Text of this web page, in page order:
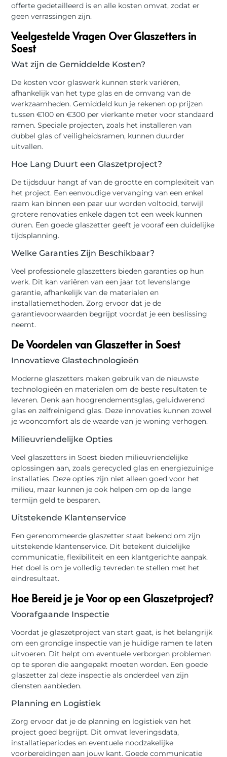
offerte gedetailleerd is en alle kosten omvat, zodat er
geen verrassingen zijn.
Veelgestelde Vragen Over Glaszetters in
Soest
Wat zijn de Gemiddelde Kosten?
De kosten voor glaswerk kunnen sterk variëren,
afhankelijk van het type glas en de omvang van de
werkzaamheden. Gemiddeld kun je rekenen op prijzen
tussen €100 en €300 per vierkante meter voor standaard
ramen. Speciale projecten, zoals het installeren van
dubbel glas of veiligheidsramen, kunnen duurder
uitvallen.
Hoe Lang Duurt een Glaszetproject?
De tijdsduur hangt af van de grootte en complexiteit van
het project. Een eenvoudige vervanging van een enkel
raam kan binnen een paar uur worden voltooid, terwijl
grotere renovaties enkele dagen tot een week kunnen
duren. Een goede glaszetter geeft je vooraf een duidelijke
tijdsplanning.
Welke Garanties Zijn Beschikbaar?
Veel professionele glaszetters bieden garanties op hun
werk. Dit kan variëren van een jaar tot levenslange
garantie, afhankelijk van de materialen en
installatiemethoden. Zorg ervoor dat je de
garantievoorwaarden begrijpt voordat je een beslissing
neemt.
De Voordelen van Glaszetter in Soest
Innovatieve Glastechnologieën
Moderne glaszetters maken gebruik van de nieuwste
technologieën en materialen om de beste resultaten te
leveren. Denk aan hoogrendementsglas, geluidwerend
glas en zelfreinigend glas. Deze innovaties kunnen zowel
je wooncomfort als de waarde van je woning verhogen.
Milieuvriendelijke Opties
Veel glaszetters in Soest bieden milieuvriendelijke
oplossingen aan, zoals gerecycled glas en energiezuinige
installaties. Deze opties zijn niet alleen goed voor het
milieu, maar kunnen je ook helpen om op de lange
termijn geld te besparen.
Uitstekende Klantenservice
Een gerenommeerde glaszetter staat bekend om zijn
uitstekende klantenservice. Dit betekent duidelijke
communicatie, flexibiliteit en een klantgerichte aanpak.
Het doel is om je volledig tevreden te stellen met het
eindresultaat.
Hoe Bereid je je Voor op een Glaszetproject?
Voorafgaande Inspectie
Voordat je glaszetproject van start gaat, is het belangrijk
om een grondige inspectie van je huidige ramen te laten
uitvoeren. Dit helpt om eventuele verborgen problemen
op te sporen die aangepakt moeten worden. Een goede
glaszetter zal deze inspectie als onderdeel van zijn
diensten aanbieden.
Planning en Logistiek
Zorg ervoor dat je de planning en logistiek van het
project goed begrijpt. Dit omvat leveringsdata,
installatieperiodes en eventuele noodzakelijke
voorbereidingen aan jouw kant. Goede communicatie